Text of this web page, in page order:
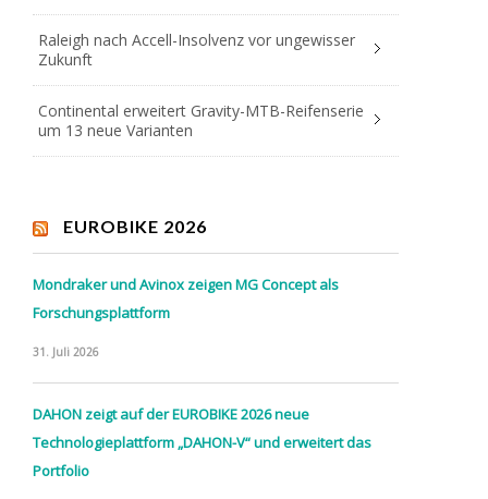
Raleigh nach Accell-Insolvenz vor ungewisser
Zukunft
Continental erweitert Gravity-MTB-Reifenserie
um 13 neue Varianten
EUROBIKE 2026
Mondraker und Avinox zeigen MG Concept als
Forschungsplattform
31. Juli 2026
DAHON zeigt auf der EUROBIKE 2026 neue
Technologieplattform „DAHON-V“ und erweitert das
Portfolio